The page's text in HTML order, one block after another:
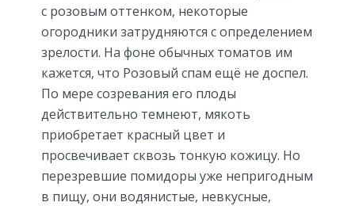
с розовым оттенком, некоторые
огородники затрудняются с определением
зрелости. На фоне обычных томатов им
кажется, что Розовый спам ещё не доспел.
По мере созревания его плоды
действительно темнеют, мякоть
приобретает красный цвет и
просвечивает сквозь тонкую кожицу. Но
перезревшие помидоры уже непригодным
в пищу, они водянистые, невкусные,